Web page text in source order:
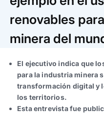
Trabaja con
Ver todo
Ver todas
Ver todas
progresivos de
Ver todos
renovables
minera del
El ejecutivo indica que
para la industria minera
transformación digital y
los territorios.
Esta entrevista fue